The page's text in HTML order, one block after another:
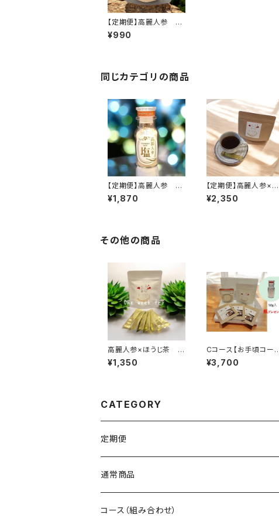
【定期便】高麗人参 塩
（30g）（送料無料）
¥990
同じカテゴリの商品
【定期便】高麗人参 塩
（50g）（送料無料）
¥1,870
【定期便】高麗人参×ほ
うじ茶 15包（送料無料）
¥2,350
その他の商品
高麗人参×ほうじ茶 １
週間
¥1,350
Cコース【お手頃コー
ス】大切な人にいつもあ
りがとう❣
¥3,700
CATEGORY
定期便
通常商品
コース（組み合わせ）